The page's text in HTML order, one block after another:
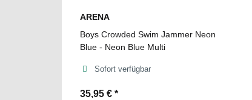
ARENA
Boys Crowded Swim Jammer Neon
Blue - Neon Blue Multi
Sofort verfügbar
35,95 € *